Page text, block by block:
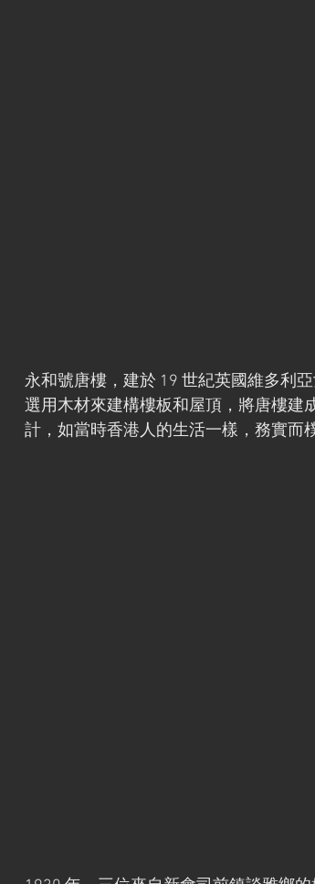
永和號唐樓，建於 19 世紀英國維多利
選用木材來建構樓板和屋頂，將唐樓建
計，如當時香港人的生活一樣，務實而